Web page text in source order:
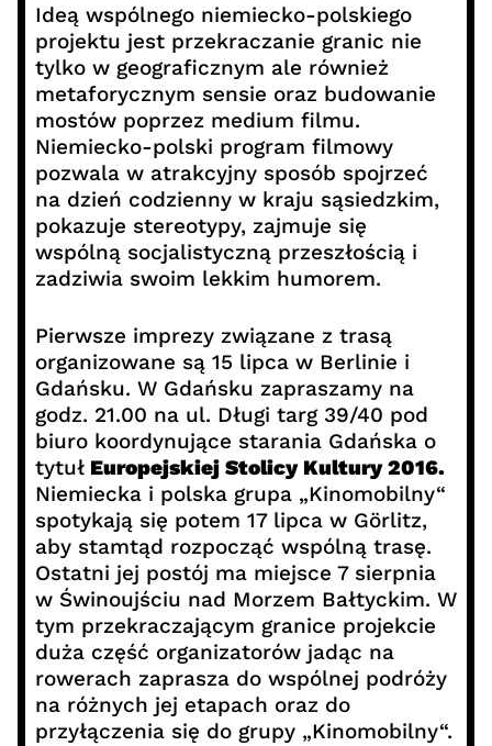
Ideą wspólnego niemiecko-polskiego
projektu jest przekraczanie granic nie
tylko w geograficznym ale również
metaforycznym sensie oraz budowanie
mostów poprzez medium filmu.
Niemiecko-polski program filmowy
pozwala w atrakcyjny sposób spojrzeć
na dzień codzienny w kraju sąsiedzkim,
pokazuje stereotypy, zajmuje się
wspólną socjalistyczną przeszłością i
zadziwia swoim lekkim humorem.
Pierwsze imprezy związane z trasą
organizowane są 15 lipca w Berlinie i
Gdańsku. W Gdańsku zapraszamy na
godz. 21.00 na ul. Długi targ 39/40 pod
biuro koordynujące starania Gdańska o
tytułEuropejskiej Stolicy Kultury 2016.
Niemiecka i polska grupa „Kinomobilny“
spotykają się potem 17 lipca w Görlitz,
aby stamtąd rozpocząć wspólną trasę.
Ostatni jej postój ma miejsce 7 sierpnia
w Świnoujściu nad Morzem Bałtyckim. W
tym przekraczającym granice projekcie
duża część organizatorów jadąc na
rowerach zaprasza do wspólnej podróży
na różnych jej etapach oraz do
przyłączenia się do grupy „Kinomobilny“.